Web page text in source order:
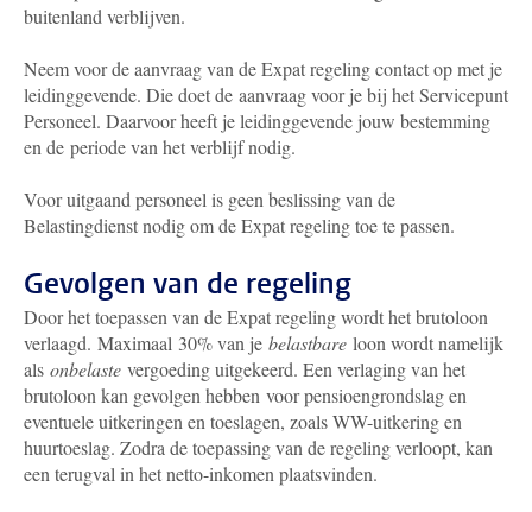
buitenland verblijven.
Neem voor de aanvraag van de Expat regeling contact op met je
leidinggevende. Die doet de aanvraag voor je bij het Servicepunt
Personeel. Daarvoor heeft je leidinggevende jouw bestemming
en de periode van het verblijf nodig.
Voor uitgaand personeel is geen beslissing van de
Belastingdienst nodig om de Expat regeling toe te passen.
Gevolgen van de regeling
Door het toepassen van de Expat regeling wordt het brutoloon
verlaagd. Maximaal 30% van je belastbare loon wordt namelijk
als onbelaste vergoeding uitgekeerd. Een verlaging van het
brutoloon kan gevolgen hebben voor pensioengrondslag en
eventuele uitkeringen en toeslagen, zoals WW-uitkering en
huurtoeslag. Zodra de toepassing van de regeling verloopt, kan
een terugval in het netto-inkomen plaatsvinden.